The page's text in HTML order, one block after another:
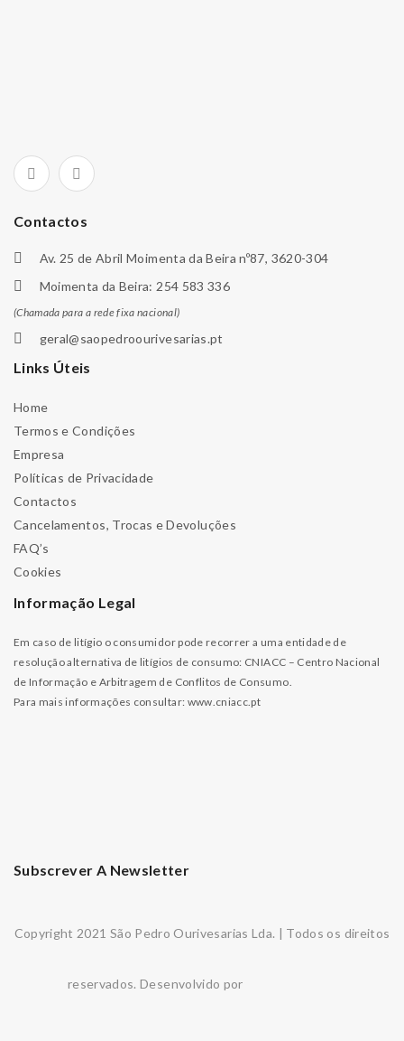
Contactos
Av. 25 de Abril Moimenta da Beira nº87, 3620-304
Moimenta da Beira: 254 583 336
(Chamada para a rede fixa nacional)
geral@saopedroourivesarias.pt
Links Úteis
Home
Termos e Condições
Empresa
Políticas de Privacidade
Contactos
Cancelamentos, Trocas e Devoluções
FAQ’s
Cookies
Informação Legal
Em caso de litígio o consumidor pode recorrer a uma entidade de
resolução alternativa de litígios de consumo: CNIACC – Centro Nacional
de Informação e Arbitragem de Conflitos de Consumo.
Para mais informações consultar: www.cniacc.pt
Subscrever A Newsletter
Copyright 2021 São Pedro Ourivesarias Lda. | Todos os direitos
reservados. Desenvolvido por